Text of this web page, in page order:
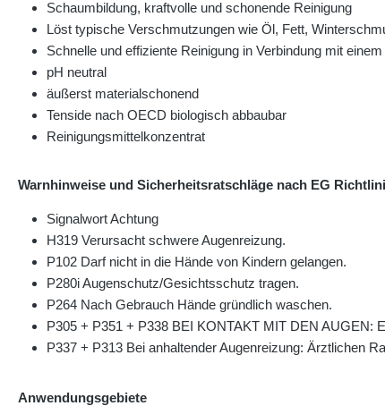
Schaumbildung, kraftvolle und schonende Reinigung
Löst typische Verschmutzungen wie Öl, Fett,
Schnelle und effiziente Reinigung in Verbindung mit
pH neutral
äußerst materialschonend
Tenside nach OECD biologisch abbaubar
Reinigungsmittelkonzentrat
Warnhinweise und Sicherheitsratschläge nach EG
Signalwort Achtung
H319 Verursacht schwere Augenreizung.
P102 Darf nicht in die Hände von Kindern gelangen.
P280i Augenschutz/Gesichtsschutz tragen.
P264 Nach Gebrauch Hände gründlich waschen.
P305 + P351 + P338 BEI KONTAKT MIT DEN AUGEN:
P337 + P313 Bei anhaltender Augenreizung: Ärztlichen
Anwendungsgebiete